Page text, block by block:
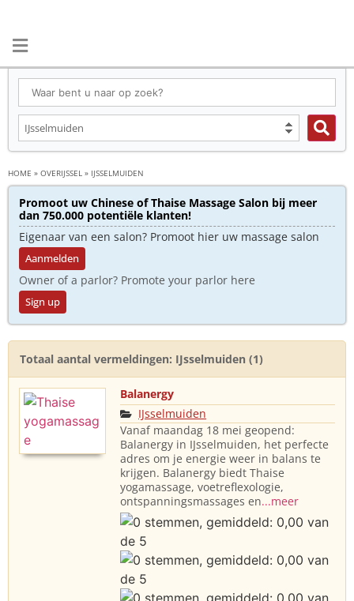
HOME » OVERIJSSEL » IJSSELMUIDEN
Promoot uw Chinese of Thaise Massage Salon bij meer
dan 750.000 potentiële klanten!
Eigenaar van een salon? Promoot hier uw massage salon
Aanmelden
Owner of a parlor? Promote your parlor here
Sign up
Totaal aantal vermeldingen: IJsselmuiden (1)
Balanergy
IJsselmuiden
Vanaf maandag 18 mei geopend:
Balanergy in IJsselmuiden, het perfecte
adres om je energie weer in balans te
krijgen. Balanergy biedt Thaise
yogamassage, voetreflexologie,
ontspanningsmassages en...meer